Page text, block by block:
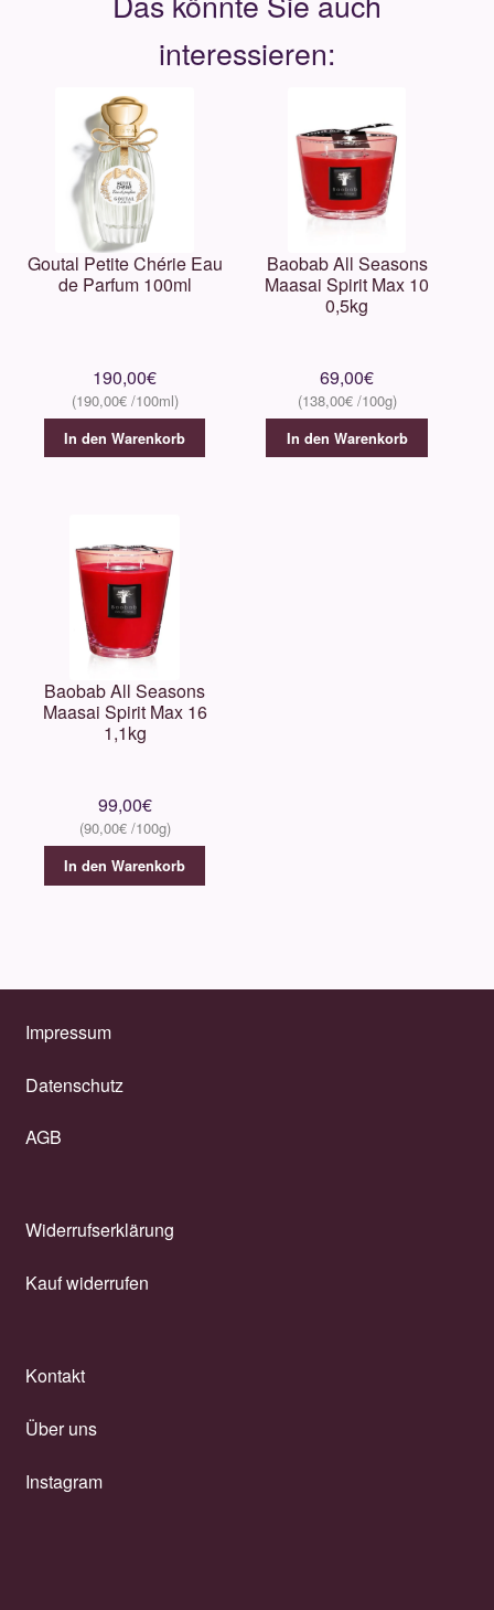
Goutal Petite Chérie Eau
de Parfum 100ml
190,00€
190,00€
In den Warenkorb
Baobab All Seasons
Maasai Spirit Max 10
0,5kg
69,00€
138,00€
In den Warenkorb
Baobab All Seasons
Maasai Spirit Max 16
1,1kg
99,00€
90,00€
In den Warenkorb
Impressum
Datenschutz
AGB
Widerrufserklärung
Kauf widerrufen
Kontakt
Über uns
Instagram